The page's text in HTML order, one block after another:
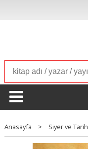
Anasayfa > Siyer ve Tarih